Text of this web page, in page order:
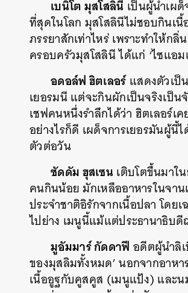
เบนิโต มุสโสลินี เป็นผู้นำเผ
ที่สุดในโลก มุสโสลินีไม่ชอบกินเ
ภรรยาสักเท่าไหร่ เพราะทำให้ก
ครอบครัวมุสโสลินี ได้แก่ ‘ไซแอ
อดอล์ฟ ฮิตเลอร์แสดงตัวเป็
เยอรมนี แต่จะกินผักเป็นจริงเป็
เชฟคนหนึ่งรำลึกได้ว่า ฮิตเลอร์เ
อย่างไรก็ดี เผด็จการเยอรมันผู้นี้
ตัวต่อวัน
ซัดดัม ฮุสเซนเติบโตขึ้นมาใ
คนกินน้อย มักเหลืออาหารในจา
ประจำชาติอิรักจากเนื้อปลา โดย
ไปย่าง เมนูนี้แม้แต่ประธานาธิบ
มูอัมมาร์ กัดดาฟี อดีตผู้นำลิ
ของมุสลิมทั้งหมด’ นอกจากอาหา
เนื้ออูฐกับคูสคูส (เมนูแป้ง) และ